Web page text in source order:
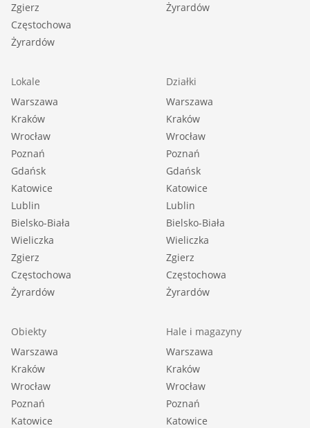
Zgierz
Częstochowa
Żyrardów
Żyrardów
Lokale
Warszawa
Kraków
Wrocław
Poznań
Gdańsk
Katowice
Lublin
Bielsko-Biała
Wieliczka
Zgierz
Częstochowa
Żyrardów
Działki
Warszawa
Kraków
Wrocław
Poznań
Gdańsk
Katowice
Lublin
Bielsko-Biała
Wieliczka
Zgierz
Częstochowa
Żyrardów
Obiekty
Warszawa
Kraków
Wrocław
Poznań
Katowice
Hale i magazyny
Warszawa
Kraków
Wrocław
Poznań
Katowice